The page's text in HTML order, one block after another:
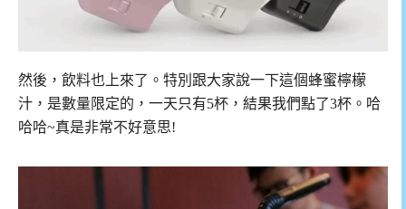
然後，飲料也上來了。特別跟大家說一下這個蜂蜜檸檬
汁，是數量限定的，一天只有5杯，結果我們點了3杯。哈
哈哈~真是非常不好意思!